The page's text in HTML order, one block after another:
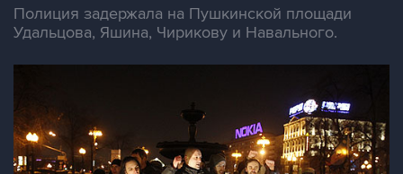
Полиция задержала на Пушкинской площади
Удальцова, Яшина, Чирикову и Навального.